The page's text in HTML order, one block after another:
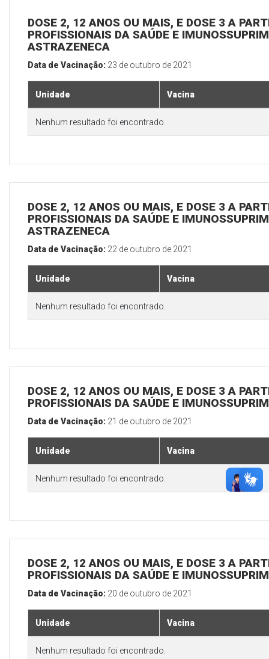
DOSE 2, 12 ANOS OU MAIS, E DOSE 3 A
PROFISSIONAIS DA SAÚDE E
ASTRAZENECA
Data de Vacinação: 23 de outubro de 2021
Unidade Vacina
Nenhum resultado foi encontrado.
DOSE 2, 12 ANOS OU MAIS, E DOSE 3 A
PROFISSIONAIS DA SAÚDE E
ASTRAZENECA
Data de Vacinação: 22 de outubro de 2021
Unidade Vacina
Nenhum resultado foi encontrado.
DOSE 2, 12 ANOS OU MAIS, E DOSE 3 A
PROFISSIONAIS DA SAÚDE E
Data de Vacinação: 21 de outubro de 2021
Unidade Vacina
Nenhum resultado foi encontrado.
DOSE 2, 12 ANOS OU MAIS, E DOSE 3 A
PROFISSIONAIS DA SAÚDE E
Data de Vacinação: 20 de outubro de 2021
Unidade Vacina
Nenhum resultado foi encontrado.